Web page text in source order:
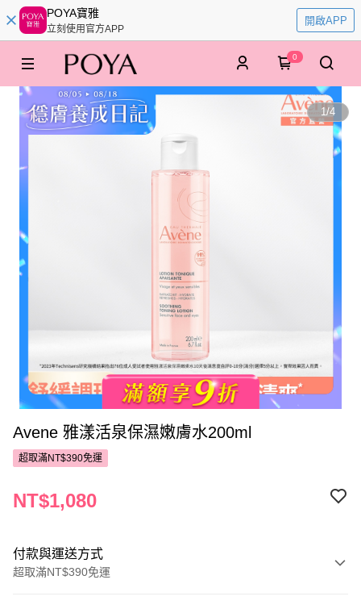
POYA寶雅
立刻使用官方APP
開啟APP
0
1/4
Avene 雅漾活泉保濕嫩膚水200ml
超取滿NT$390免運
NT$1,080
付款與運送方式
超取滿NT$390免運